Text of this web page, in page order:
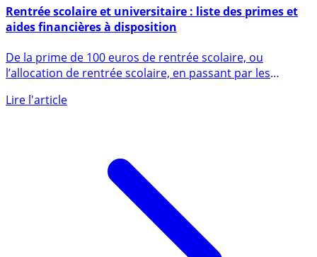
30 août 2022
aides financières à disposition
l’allocation de rentrée scolaire, en passant par les